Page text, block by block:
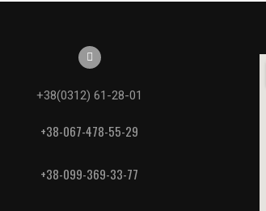
+38(0312) 61-28-01
+38-067-478-55-29
+38-099-369-33-77